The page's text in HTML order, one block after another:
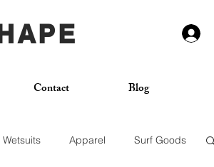
Contact Blog
Wetsuits Apparel Surf Goods